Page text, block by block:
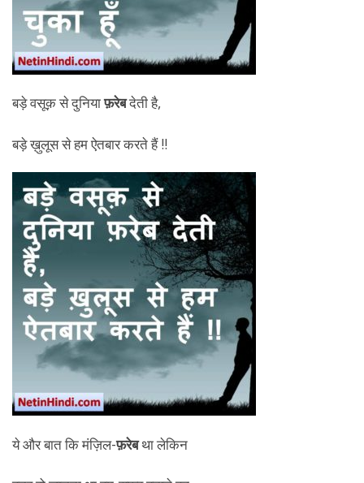
बड़े वसूक़ से दुनियाफ़रेबदेती है,
बड़े ख़ुलूस से हम ऐतबार करते हैं !!
ये और बात कि मंज़िल-फ़रेबथा लेकिन